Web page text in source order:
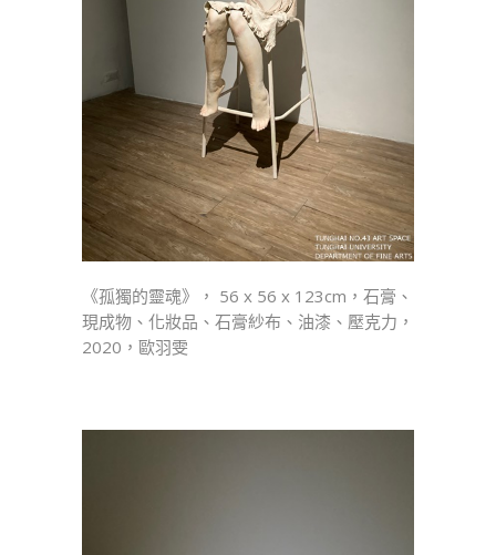
《孤獨的靈魂》， 56 x 56 x 123cm，石膏、
現成物、化妝品、石膏紗布、油漆、壓克力，
2020，歐羽雯